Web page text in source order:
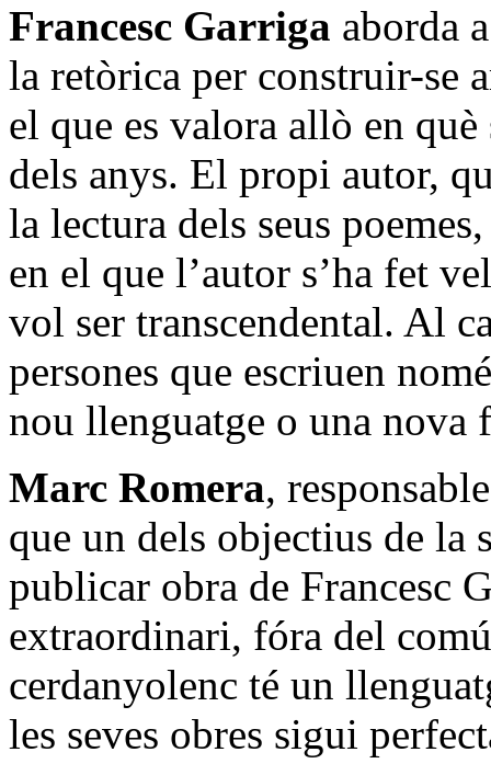
Francesc Garriga aborda a
la retòrica per construir-se
el que es valora allò en
dels anys. El propi autor,
la lectura dels seus
en el que l’autor s’ha fet
vol ser transcendental. Al
persones que escriuen
nou llenguatge o una nova
Marc Romera,
que un dels objectius de la
publicar obra de Francesc
extraordinari, fóra del
cerdanyolenc té un
les seves obres sigui